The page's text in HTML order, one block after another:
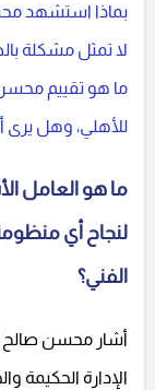
بماذا استشهد
لا تمثل مشكلة
ما هو تقييم
للأهلي، وهل يرى
ما هو العامل
لنجاح أي
الفني؟
أشار محسن صالح
الإدارة الحكيمة